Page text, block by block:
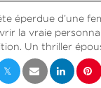
éperdue d’une
la vraie
Un thriller